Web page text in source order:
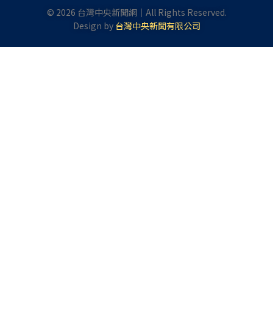
© 2026 台灣中央新聞網｜All Rights Reserved.
Design by 台灣中央新聞有限公司